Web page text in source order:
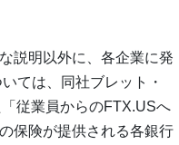
説明以外に、各企業に発
ては、同社ブレット・
従業員からのFTX.USへ
保険が提供される各銀行